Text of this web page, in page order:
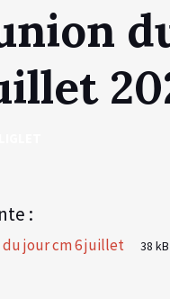
:
jour cm 6 juillet
File
pdf
File
38 kB